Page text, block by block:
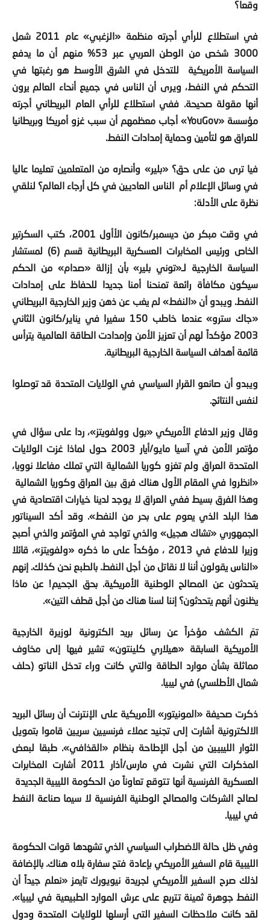
3000شخص من الوطن العربي عبر53% منهم أن ما يدفع
السياسة الأمريكية للتدخل في الشرق الأوسط هو رغبتها في
التحكم في النفط، ويرى أن الناس في جميع أنحاء العالم يرون
أنها مقولة صحيحة. ففي استطلاع للرأي العام البريطاني أجرته
مؤسسة«
YouGov
»أجاب معظمهم أن سبب غزو أمريكا وبريطانيا
للعراق هو لتأمين وحماية إمدادات النفط.
في وسائل الإعلام أم الناس العاديين في كل أرجاء العالم؟ لنلقي
نظرة على الأدلة:
الخاص ورئيس المخابرات العسكرية البريطانية قسم (6) لمستشار
السياسة الخارجية لـ«توني بلير» بأن إزالة «صدام» من الحكم
سيكون مكافأة رائعة تمنحنا أمنا جديدا للحفاظ على إمدادات
النفط. ويبدو أن «النفط» لم يغب عن ذهن وزير الخارجية البريطاني
«جاك سترو» عندما خاطب150 سفيرا في يناير/كانون الثاني
2003 مؤكداً لهم أن تعزيز الأمن وإمدادت الطاقة العالمية يترأس
قائمة أهداف السياسة الخارجية البريطانية.
لنفس النتائج.
مؤتمر الأمن في آسيا مايو/أيار2003حول لماذا غزت الولايات
المتحدة العراق ولم تغزو كوريا الشمالية التي تملك مفاعلا نوويا،
«انظروا في المقام الأول هناك فرق بين العراق وكوريا الشمالية
وهذا الفرق بسيط ففي العراق لا يوجد لدينا خيارات اقتصادية في
هذا البلد الذي يعوم على بحر من النفط». وقد أكد السيناتور
الجمهوري «تشاك هجيل» والذي تواجد في المؤتمر والذي أصبح
وزيرا للدفاع في2013، مؤكداً على ما ذكره «ولفويتز»، قائلا
«الناس يقولون أننا لا نقاتل من أجل النفط. بالطبع نحن كذلك. إنهم
يتحدثون عن المصالح الوطنية الأمريكية. بحق الجحيم! عن ماذا
يظنون أنهم يتحدثون؟ إننا لسنا هناك من أجل قطف التين».
الأمريكية السابقة «هيلاري كلينتون» تشير فيها إلى مخاوف
مماثلة بشأن موارد الطاقة والتي كانت وراء تدخل الناتو (حلف
شمال الأطلسي) في ليبيا.
الالكترونية أشارت إلى تجنيد عملاء فرنسيين سريين قاموا بتمويل
الثوار الليبيين من أجل الإطاحة بنظام «القذافي». طبقا لبعض
المذكرات التي نشرت في مارس/أذار2011أشارت المخابرات
العسكرية الفرنسية أنها تتوقع تعاوناً من الحكومة الليبية الجديدة
لصالح الشركات والمصالح الوطنية الفرنسية لا سيما صناعة النفط
في ليبيا.
الليبية قام السفير الأمريكي بإعادة فتح سفارة بلاه هناك. بالإضافة
لذلك صرح السفير الأمريكي لجريدة نيويورك تايمز «نعلم جيداً أن
النفط جوهرة ثمينة تتربع على عرش الموارد الطبيعية في ليبيا».
لقد كانت ملاحظات السفير التى أرسلها للولايات المتحدة ودول